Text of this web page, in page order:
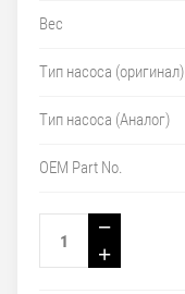
Вес
Тип насоса (оригинал)
Тип насоса (Аналог)
OEM Part No.
−
+